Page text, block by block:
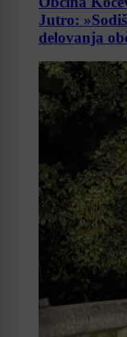
Jutro:
delovanja